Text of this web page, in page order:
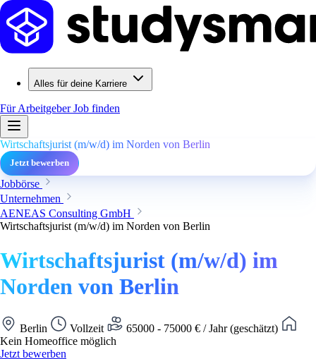
Alles für deine Karriere
Für ArbeitgeberJob finden
Wirtschaftsjurist (m/w/d) im Norden von Berlin
Jetzt bewerben
Jobbörse
Unternehmen
AENEAS Consulting GmbH
Wirtschaftsjurist (m/w/d) im Norden von Berlin
Wirtschaftsjurist (m/w/d) im
Norden von Berlin
Berlin Vollzeit
65000 - 75000 € / Jahr (geschätzt)
Kein Homeoffice möglich
Jetzt bewerben